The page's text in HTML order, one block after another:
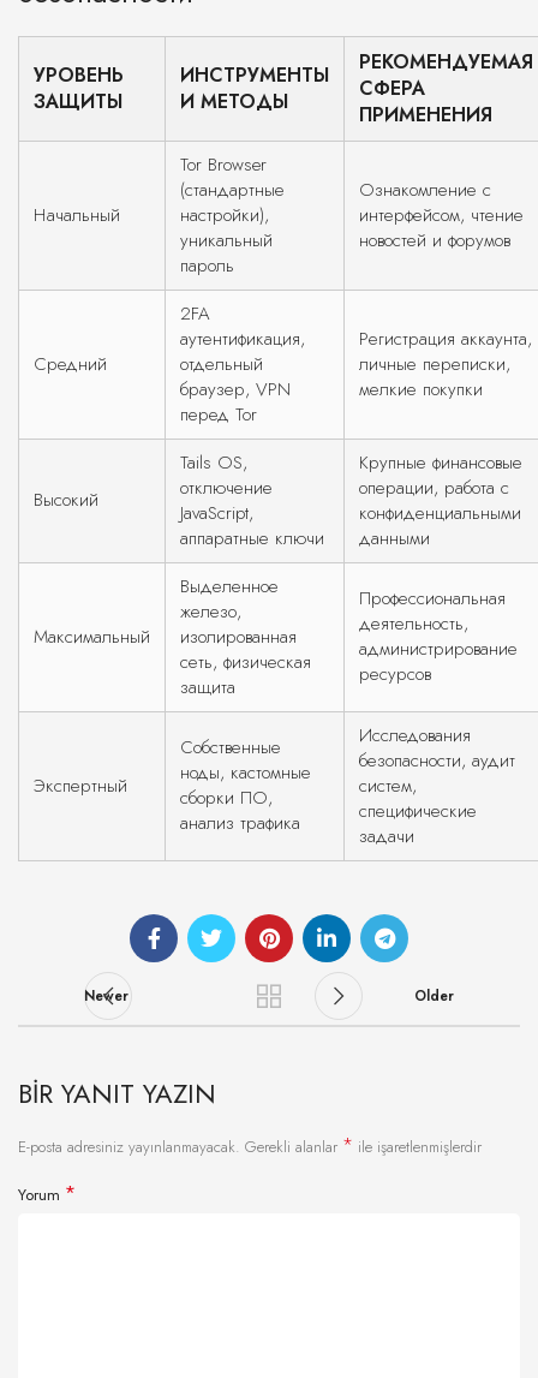
УРОВЕНЬ
ЗАЩИТЫ
ИНСТРУМЕНТЫ
И МЕТОДЫ
РЕКОМЕНДУЕМАЯ
СФЕРА
ПРИМЕНЕНИЯ
Начальный
Tor Browser
(стандартные
настройки),
уникальный
пароль
Ознакомление с
интерфейсом, чтение
новостей и форумов
Средний
2FA
аутентификация,
отдельный
браузер, VPN
перед Tor
Регистрация аккаунта,
личные переписки,
мелкие покупки
Высокий
Tails OS,
отключение
JavaScript,
аппаратные ключи
Крупные финансовые
операции, работа с
конфиденциальными
данными
Максимальный
Выделенное
железо,
изолированная
сеть, физическая
защита
Профессиональная
деятельность,
администрирование
ресурсов
Экспертный
Собственные
ноды, кастомные
сборки ПО,
анализ трафика
Исследования
безопасности, аудит
систем,
специфические
задачи
Newer Older
BIR YANIT YAZIN
E-posta adresiniz yayınlanmayacak. Gerekli alanlar * ile işaretlenmişlerdir
Yorum *